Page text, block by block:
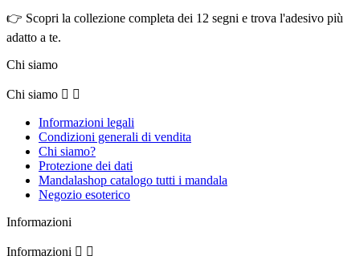
👉 Scopri la collezione completa dei 12 segni e trova l'adesivo più
adatto a te.
Chi siamo
Chi siamo  
Informazioni legali
Condizioni generali di vendita
Chi siamo?
Protezione dei dati
Mandalashop catalogo tutti i mandala
Negozio esoterico
Informazioni
Informazioni  